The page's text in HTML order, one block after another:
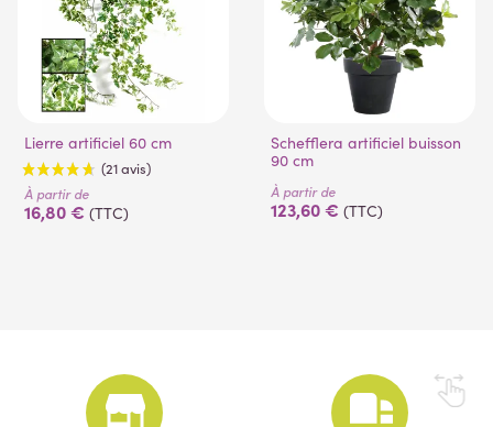
Lierre artificiel 60 cm
(21 avis)
À partir de
16,80 € (TTC)
Schefflera artificiel buisson
90 cm
À partir de
123,60 € (TTC)